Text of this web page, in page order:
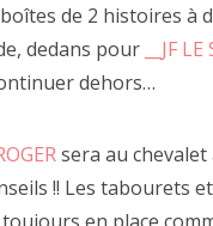
de 2 histoires à
dedans pour __JF
dehors…
sera au chevalet
!! Les tabourets